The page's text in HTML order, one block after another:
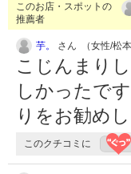
このお店・スポットの
推薦者
芋。 さん （女性/松
こじんまり
しかったで
りをお勧め
このクチコミに